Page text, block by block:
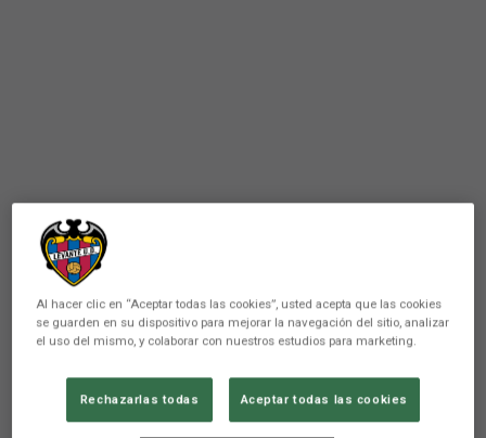
PRIMER EQUIPO
Rueda de prensa de Julián
Al hacer clic en “Aceptar todas las cookies”, usted acepta que las cookies
se guarden en su dispositivo para mejorar la navegación del sitio, analizar
el uso del mismo, y colaborar con nuestros estudios para marketing.
Rechazarlas todas Aceptar todas las cookies